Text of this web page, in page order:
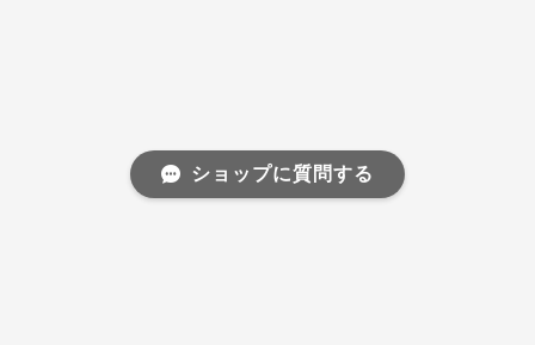
ショップに質問する